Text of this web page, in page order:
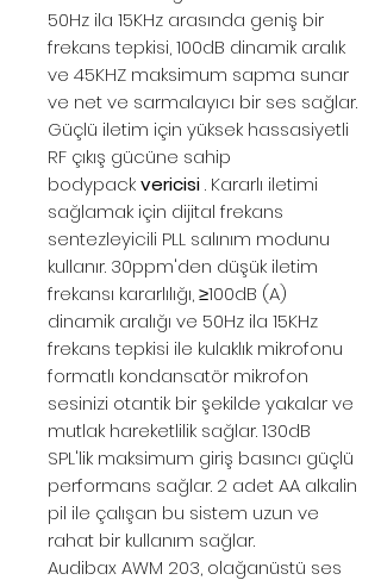
50Hz ila 15KHz arasında geniş bir
frekans tepkisi, 100dB dinamik aralık
ve 45KHZ maksimum sapma sunar
ve net ve sarmalayıcı bir ses sağlar.
Güçlü iletim için yüksek hassasiyetli
RF çıkış gücüne sahip
bodypackvericisi. Kararlı iletimi
sağlamak için dijital frekans
sentezleyicili PLL salınım modunu
kullanır. 30ppm'den düşük iletim
frekansı kararlılığı, ≥100dB (A)
dinamik aralığı ve 50Hz ila 15KHz
frekans tepkisi ile kulaklık mikrofonu
formatlı kondansatör mikrofon
sesinizi otantik bir şekilde yakalar ve
mutlak hareketlilik sağlar. 130dB
SPL'lik maksimum giriş basıncı güçlü
performans sağlar. 2 adet AA alkalin
pil ile çalışan bu sistem uzun ve
rahat bir kullanım sağlar.
Audibax AWM 203, olağanüstü ses